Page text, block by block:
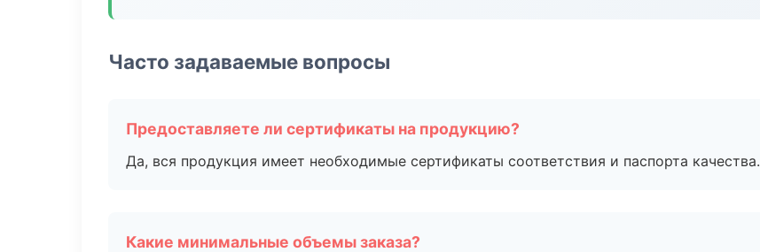
Часто задаваемые вопросы
Предоставляете ли сертификаты на продукцию?
Да, вся продукция имеет необходимые сертификаты соответствия и паспорта качества.
Какие минимальные объемы заказа?